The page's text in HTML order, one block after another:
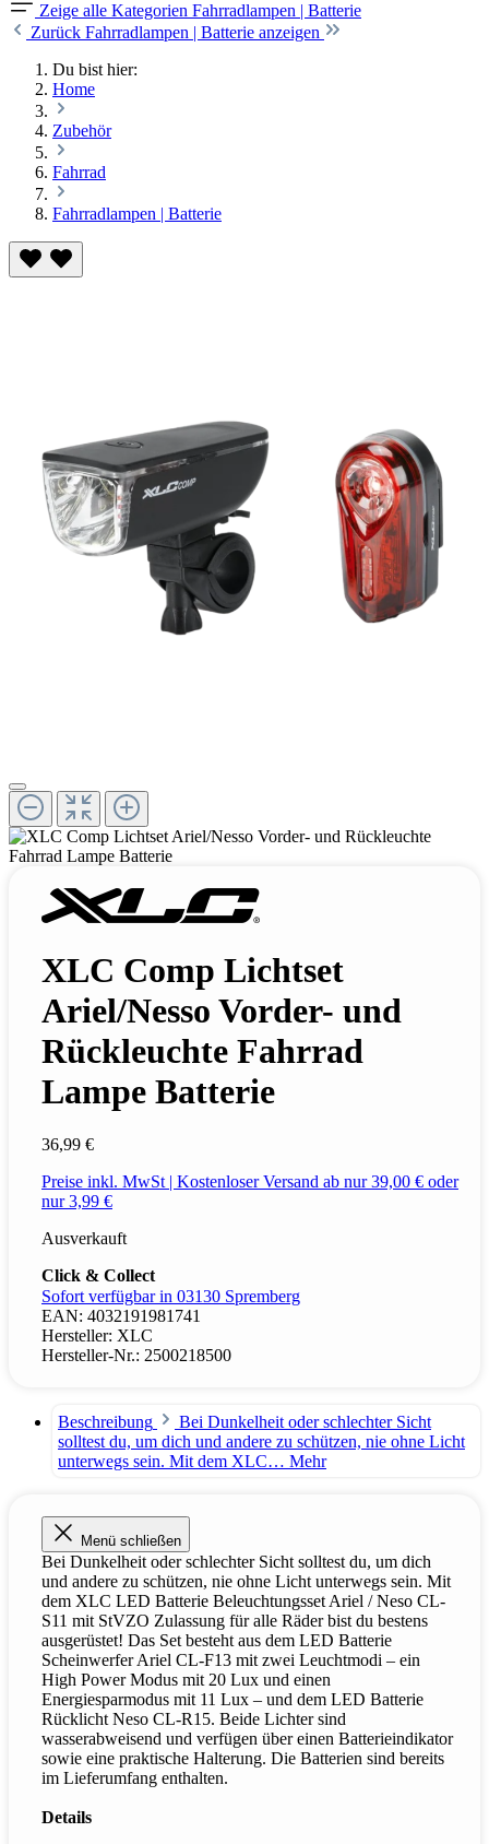
Zeige alle Kategorien Fahrradlampen | Batterie
Zurück Fahrradlampen | Batterie anzeigen
Du bist hier:
Home
Zubehör
Fahrrad
Fahrradlampen | Batterie
XLC Comp Lichtset
Ariel/Nesso Vorder- und
Rückleuchte Fahrrad
Lampe Batterie
36,99 €
Preise inkl. MwSt | Kostenloser Versand ab nur 39,00 € oder
nur 3,99 €
Ausverkauft
Click & Collect
Sofort verfügbar in 03130 Spremberg
EAN: 4032191981741
Hersteller: XLC
Hersteller-Nr.: 2500218500
Beschreibung
Bei Dunkelheit oder schlechter Sicht
solltest du, um dich und andere zu schützen, nie ohne Licht
unterwegs sein. Mit dem XLC… Mehr
Menü schließen
Bei Dunkelheit oder schlechter Sicht solltest du, um dich
und andere zu schützen, nie ohne Licht unterwegs sein. Mit
dem XLC LED Batterie Beleuchtungsset Ariel / Neso CL-
S11 mit StVZO Zulassung für alle Räder bist du bestens
ausgerüstet! Das Set besteht aus dem LED Batterie
Scheinwerfer Ariel CL-F13 mit zwei Leuchtmodi – ein
High Power Modus mit 20 Lux und einen
Energiesparmodus mit 11 Lux – und dem LED Batterie
Rücklicht Neso CL-R15. Beide Lichter sind
wasserabweisend und verfügen über einen Batterieindikator
sowie eine praktische Halterung. Die Batterien sind bereits
im Lieferumfang enthalten.
Details